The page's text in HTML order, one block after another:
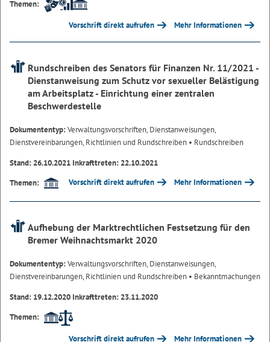
Themen:
Vorschrift direkt aufrufen Mehr Informationen
Rundschreiben des Senators für Finanzen Nr. 11/2021 -
Dienstanweisung zum Schutz vor sexueller Belästigung
am Arbeitsplatz - Einrichtung einer zentralen
Beschwerdestelle
Dokumententyp:Verwaltungsvorschriften, Dienstanweisungen,
Dienstvereinbarungen, Richtlinien und Rundschreiben • Rundschreiben
Stand: 26.10.2021 Inkrafttreten: 22.10.2021
Themen:
Vorschrift direkt aufrufen Mehr Informationen
Aufhebung der Marktrechtlichen Festsetzung für den
Bremer Weihnachtsmarkt 2020
Dokumententyp:Verwaltungsvorschriften, Dienstanweisungen,
Dienstvereinbarungen, Richtlinien und Rundschreiben • Bekanntmachungen
Stand: 19.12.2020 Inkrafttreten: 23.11.2020
Themen:
Vorschrift direkt aufrufen Mehr Informationen